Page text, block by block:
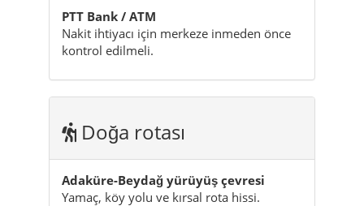
PTT Bank / ATM
Nakit ihtiyacı için merkeze inmeden önce
kontrol edilmeli.
Doğa rotası
Adaküre-Beydağ yürüyüş çevresi
Yamaç, köy yolu ve kırsal rota hissi.